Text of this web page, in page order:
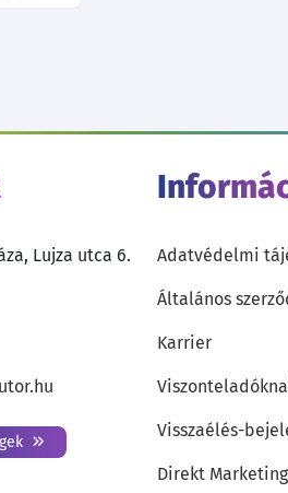
Lujza utca 6. Adatvédelmi
Általános
Karrier
Visszaélés-
Direkt